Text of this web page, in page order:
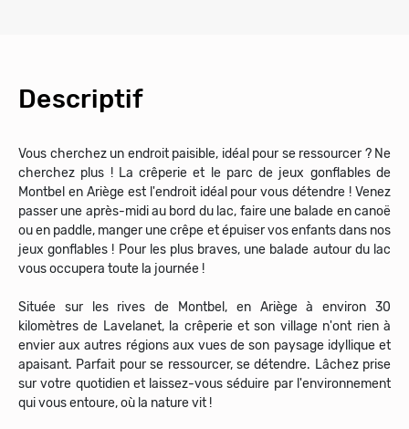
Descriptif
Vous cherchez un endroit paisible, idéal pour se ressourcer ? Ne
cherchez plus ! La crêperie et le parc de jeux gonflables de
Montbel en Ariège est l'endroit idéal pour vous détendre ! Venez
passer une après-midi au bord du lac, faire une balade en canoë
ou en paddle, manger une crêpe et épuiser vos enfants dans nos
jeux gonflables ! Pour les plus braves, une balade autour du lac
vous occupera toute la journée !
Située sur les rives de Montbel, en Ariège à environ 30
kilomètres de Lavelanet, la crêperie et son village n'ont rien à
envier aux autres régions aux vues de son paysage idyllique et
apaisant. Parfait pour se ressourcer, se détendre. Lâchez prise
sur votre quotidien et laissez-vous séduire par l'environnement
qui vous entoure, où la nature vit !